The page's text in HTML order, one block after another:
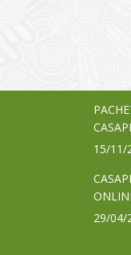
15/11/
29/04/